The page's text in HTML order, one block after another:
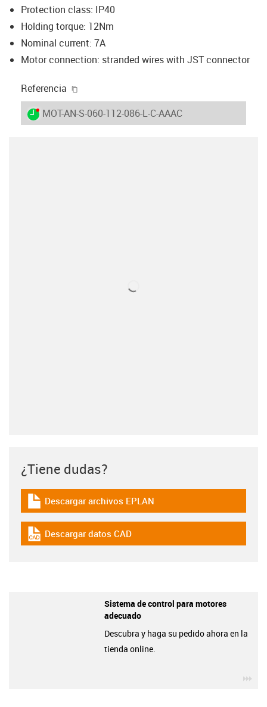
Protection class: IP40
Holding torque: 12Nm
Nominal current: 7A
Motor connection: stranded wires with JST connector
Referencia
igus-icon-lieferzeit-dot
MOT-AN-S-060-112-086-L-C-AAAC
¿Tiene dudas?
igus-icon-download-plan
Descargar archivos EPLAN
igus-icon-cad-dateien
Descargar datos CAD
Sistema de control para motores
adecuado
Descubra y haga su pedido ahora en la
tienda online.